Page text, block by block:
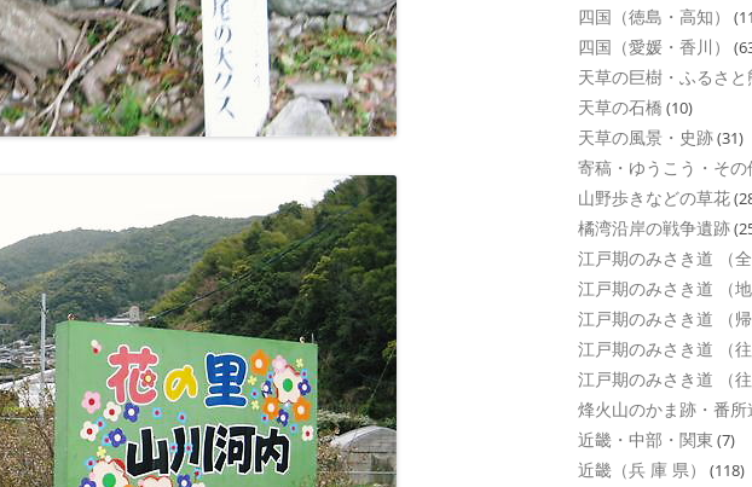
四国（徳島・高知）
四国（愛媛・香川）
天草の巨樹・ふるさ
天草の石橋 (10)
天草の風景・史跡(31)
寄稿・ゆうこう・その
山野歩きなどの草花
橘湾沿岸の戦争遺跡
江戸期のみさき道 （全
江戸期のみさき道 （地
江戸期のみさき道 （帰
江戸期のみさき道 （往
江戸期のみさき道 （往
烽火山のかま跡・番
近畿・中部・関東 (7)
近畿（兵 庫 県） (118)